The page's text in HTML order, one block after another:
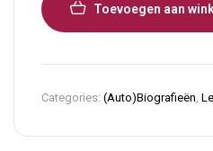
Toevoegen aan
Categories: (Auto)Biografieën